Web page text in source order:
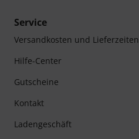
Service
Versandkosten und Lieferzeiten
Hilfe-Center
Gutscheine
Kontakt
Ladengeschäft